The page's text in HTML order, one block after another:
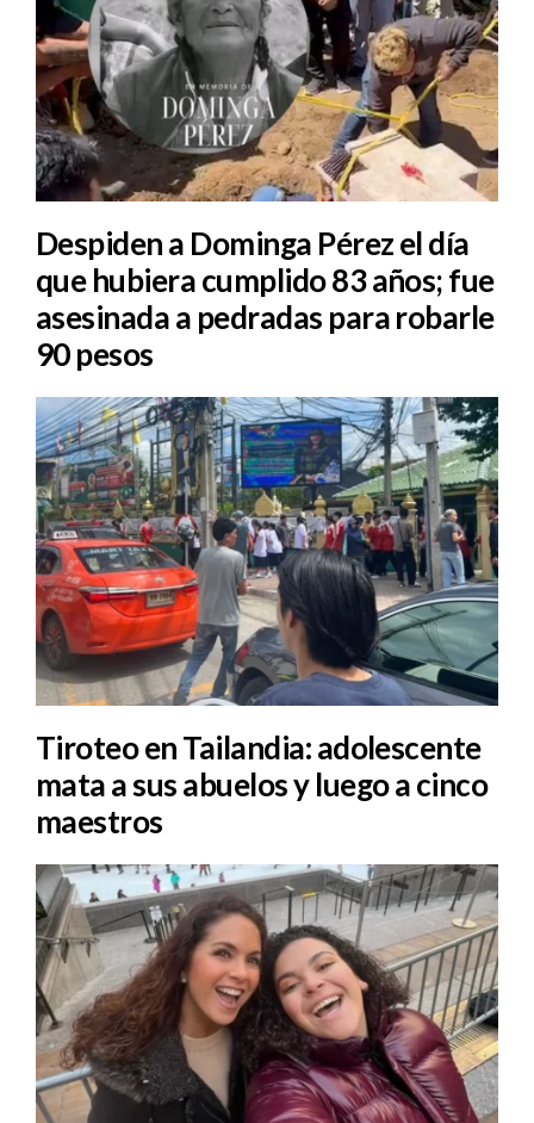
Despiden a Dominga Pérez el día
que hubiera cumplido 83 años; fue
asesinada a pedradas para robarle
90 pesos
Tiroteo en Tailandia: adolescente
mata a sus abuelos y luego a cinco
maestros